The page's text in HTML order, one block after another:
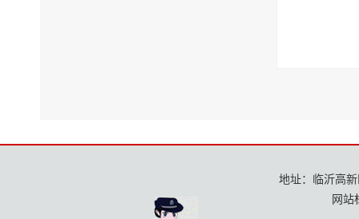
地址：临沂高
网站